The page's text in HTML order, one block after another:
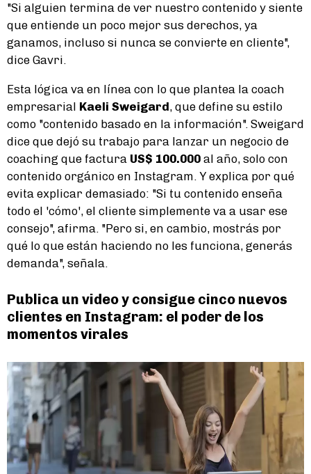
"Si alguien termina de ver nuestro contenido y siente
que entiende un poco mejor sus derechos, ya
ganamos, incluso si nunca se convierte en cliente",
dice Gavri.
Esta lógica va en línea con lo que plantea la coach
empresarial Kaeli Sweigard, que define su estilo
como "contenido basado en la información". Sweigard
dice que dejó su trabajo para lanzar un negocio de
coaching que factura US$ 100.000 al año, solo con
contenido orgánico en Instagram. Y explica por qué
evita explicar demasiado: "Si tu contenido enseña
todo el 'cómo', el cliente simplemente va a usar ese
consejo", afirma. "Pero si, en cambio, mostrás por
qué lo que están haciendo no les funciona, generás
demanda", señala.
Publica un video y consigue cinco nuevos
clientes en Instagram: el poder de los
momentos virales